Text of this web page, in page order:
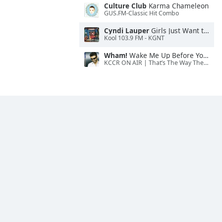
Culture Club Karma Chameleon
GUS.FM-Classic Hit Combo
Cyndi Lauper Girls Just Want to Have Fun
Kool 103.9 FM - KGNT
Wham! Wake Me Up Before You Go-Go
KCCR ON AIR | That’s The Way The Cookie Crumbles